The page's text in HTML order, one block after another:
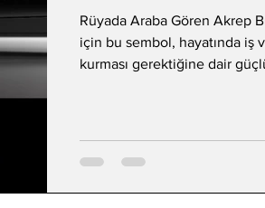
Rüyada Araba Gören Akrep
için bu sembol, hayatında iş
kurması gerektiğine dair